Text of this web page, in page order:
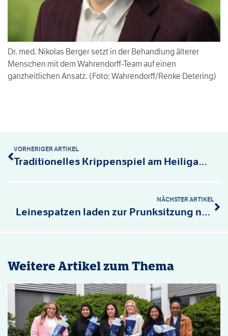
Dr. med. Nikolas Berger setzt in der Behandlung älterer
Menschen mit dem Wahrendorff-Team auf einen
ganzheitlichen Ansatz. (Foto: Wahrendorff/Renke Detering)
VORHERIGER ARTIKEL
Traditionelles Krippenspiel am Heiligabend
NÄCHSTER ARTIKEL
Leinespatzen laden zur Prunksitzung nach Köthenwald
Weitere Artikel zum Thema